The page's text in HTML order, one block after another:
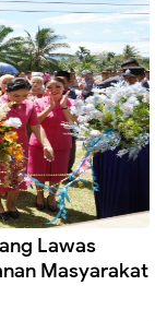
Lawas
Masyarakat